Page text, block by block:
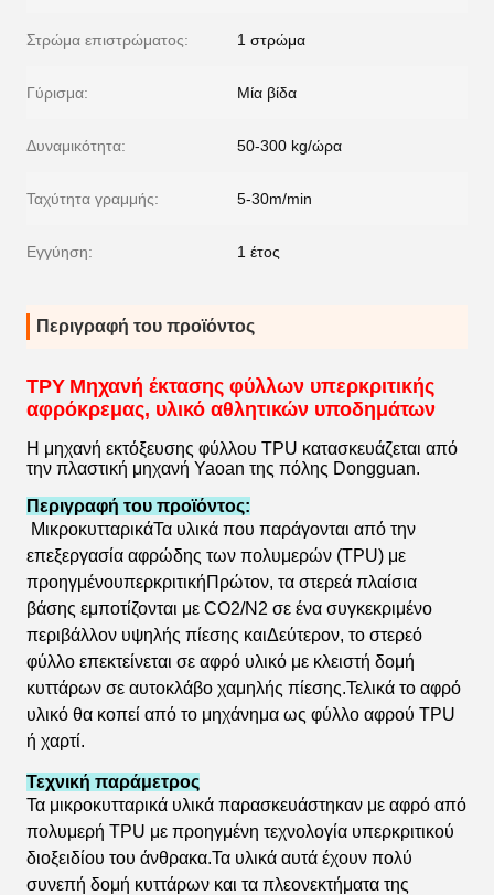
Στρώμα επιστρώματος: 1 στρώμα
Γύρισμα: Μία βίδα
Δυναμικότητα: 50-300 kg/ώρα
Ταχύτητα γραμμής: 5-30m/min
Εγγύηση: 1 έτος
Περιγραφή του προϊόντος
ΤΡΥ Μηχανή έκτασης φύλλων υπερκριτικής
αφρόκρεμας, υλικό αθλητικών υποδημάτων
Η μηχανή εκτόξευσης φύλλου TPU κατασκευάζεται από
την πλαστική μηχανή Yaoan της πόλης Dongguan.
Περιγραφή του προϊόντος:
ΜικροκυτταρικάΤα υλικά που παράγονται από την
επεξεργασία αφρώδης των πολυμερών (TPU) με
προηγμένουπερκριτικήΠρώτον, τα στερεά πλαίσια
βάσης εμποτίζονται με CO2/N2 σε ένα συγκεκριμένο
περιβάλλον υψηλής πίεσης καιΔεύτερον, το στερεό
φύλλο επεκτείνεται σε αφρό υλικό με κλειστή δομή
κυττάρων σε αυτοκλάβο χαμηλής πίεσης.Τελικά το αφρό
υλικό θα κοπεί από το μηχάνημα ως φύλλο αφρού TPU
ή χαρτί.
Τεχνική παράμετρος
Τα μικροκυτταρικά υλικά παρασκευάστηκαν με αφρό από
πολυμερή TPU με προηγμένη τεχνολογία υπερκριτικού
διοξειδίου του άνθρακα.Τα υλικά αυτά έχουν πολύ
συνεπή δομή κυττάρων και τα πλεονεκτήματα της